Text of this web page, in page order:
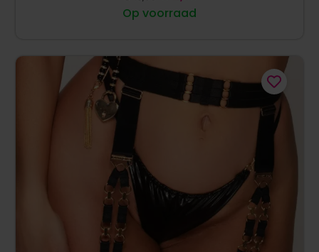
Op voorraad